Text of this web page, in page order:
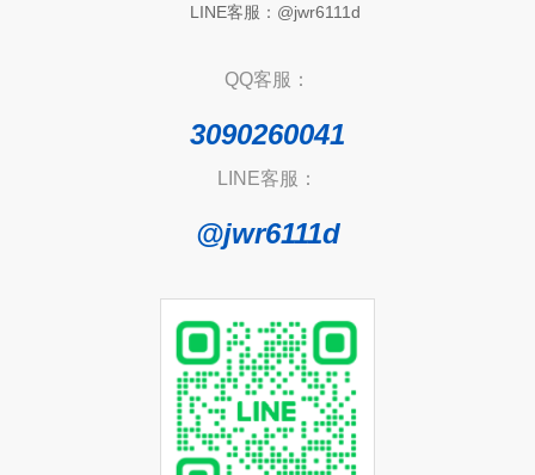
LINE客服：@jwr6111d
QQ客服：
3090260041
LINE客服：
@jwr6111d